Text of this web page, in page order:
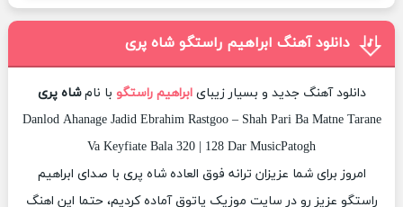
دانلود آهنگ ابراهیم راستگو شاه پری
دانلود آهنگ جدید و بسیار زیبایابراهیم راستگو با نامشاه پری
Danlod Ahanage Jadid Ebrahim Rastgoo – Shah Pari Ba Matne Tarane
Va Keyfiate Bala 320 | 128 Dar MusicPatogh
امروز برای شما عزیزان ترانه فوق العاده شاه پری با صدای ابراهیم
راستگو عزیز رو در سایت موزیک پاتوق آماده کردیم، حتما این اهنگ